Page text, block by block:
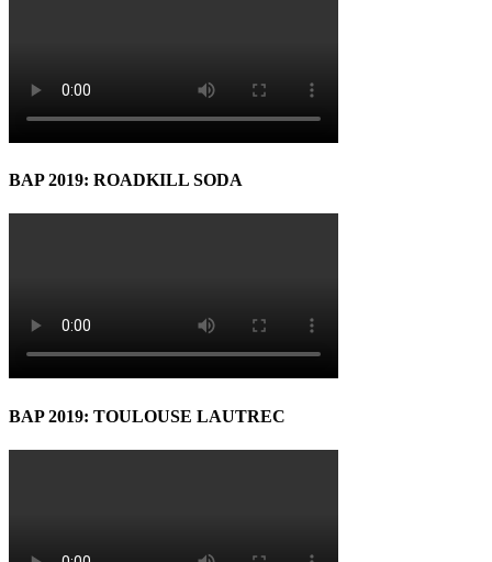
BAP 2019: ROADKILL SODA
BAP 2019: TOULOUSE LAUTREC